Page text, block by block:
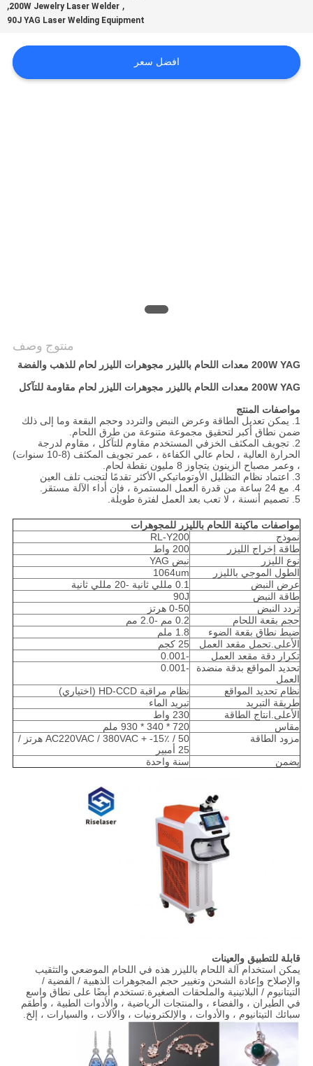
اطلب
اقتباس
,
200W Jewelry Laser Welder
,
90J YAG Laser Welding Equipment
افضل سعر
منتوج وصف
200W YAG معدات اللحام بالليزر مجوهرات الليزر لحام للذهب والفضة
200W YAG معدات اللحام بالليزر مجوهرات الليزر لحام مقاومة للتآكل
مواصفات المنتج
1. يمكن تعديل الطاقة وعرض النبض والتردد وحجم البقعة وما إلى ذلك
ضمن نطاق أكبر لتحقيق مجموعة متنوعة من طرق اللحام.
2. تجويف المكثف الخزفي المستخدم مقاوم للتآكل ، مقاوم لدرجة
الحرارة العالية ، لحام عالي الكفاءة ، عمر تجويف المكثف (8-10 سنوات)
، وعمر مصباح الزينون يتجاوز 8 مليون نقطة لحام.
3. اعتماد نظام التظليل الأوتوماتيكي الأكثر تقدمًا لتجنب تلف العين
4. مع 24 ساعة من قدرة العمل المستمرة ، فإن أداء الآلة مستقر.
5. تصميم أنسنة ، لا تعب بعد العمل لفترة طويلة.
مواصفات ماكينة اللحام بالليزر للمجوهرات
نموذج
RL-Y200
طاقة إخراج الليزر
200 واط
نوع الليزر
نبض YAG
الطول الموجي بالليزر
1064um
عرض النبض
0.1 مللي ثانية -20 مللي ثانية
طاقة النبض
90J
تردد النبض
0-50 هرتز
حجم بقعة اللحام
0.2 مم -2.0 مم
ضبط نطاق بقعة الضوء
1.8 ملم
الأعلى.تحمل مقعد العمل
25 كجم
تكرار دقة مقعد العمل
-0.001
تحديد المواقع بدقة منضدة
العمل
-0.001
نظام تحديد المواقع
نظام مراقبة HD-CCD (اختياري)
طريقة التبريد
تبريد الماء
الأعلى.انتاج الطاقة
230 واط
مقاس
720 * 340 * 930 ملم
مزود الطاقة
AC220VAC / 380VAC + -15٪ / 50 هرتز /
25 أمبير
يضمن
سنة واحدة
قابلة للتطبيق والعينات
يمكن استخدام آلة اللحام بالليزر هذه في اللحام الموضعي والتثقيب
والإصلاح وإعادة الشحن وتغيير حجم المجوهرات الذهبية / الفضية /
التيتانيوم / البلاتينية والملحقات الصغيرة.تستخدم أيضًا على نطاق واسع
في الطيران ، والفضاء ، والمنتجات الرياضية ، والأدوات الطبية ، وأطقم
سبائك التيتانيوم ، والأدوات ، والإلكترونيات ، والآلات ، والسيارات ، إلخ.